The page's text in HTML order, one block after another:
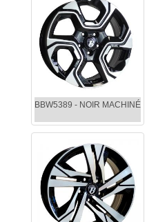
BBW5389 - NOIR MACHINÉ